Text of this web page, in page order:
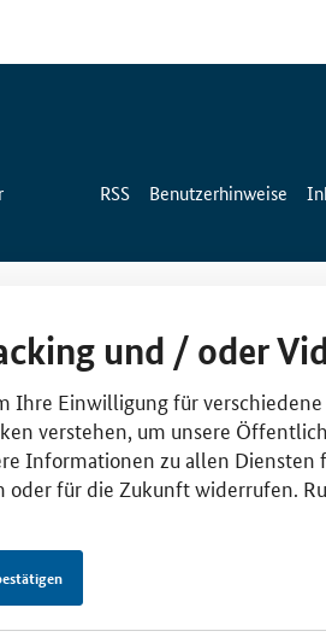
RSS Benutzerhinweise
und / oder
Ihre Einwilligung für
verstehen, um unsere
Informationen zu allen
für die Zukunft widerrufen.